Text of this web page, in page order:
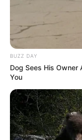
Saúde com Agente:
O Saúde com Agente
da Saúde,o Conasems
BUZZ DAY
Dog Sees His Owner
You